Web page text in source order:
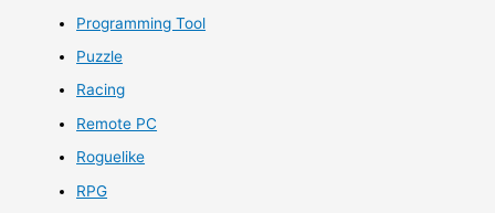
Programming Tool
Puzzle
Racing
Remote PC
Roguelike
RPG